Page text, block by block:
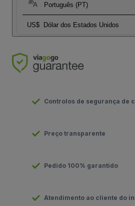
Português (PT)
US$ Dólar dos Estados Unidos
Controlos de segurança de
Preço transparente
Pedido 100% garantido
Atendimento ao cliente do